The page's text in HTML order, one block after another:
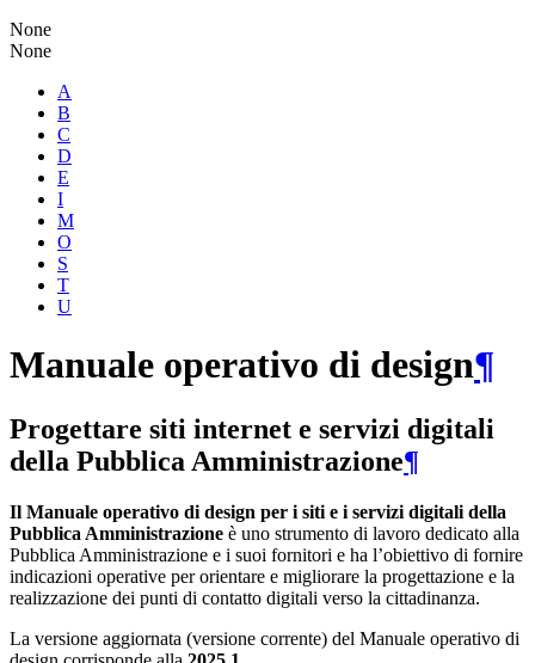
None
None
A
B
C
D
E
I
M
O
S
T
U
Manuale operativo di design¶
Progettare siti internet e servizi digitali
della Pubblica Amministrazione¶
Il Manuale operativo di design per i siti e i servizi digitali della
Pubblica Amministrazione è uno strumento di lavoro dedicato alla
Pubblica Amministrazione e i suoi fornitori e ha l’obiettivo di fornire
indicazioni operative per orientare e migliorare la progettazione e la
realizzazione dei punti di contatto digitali verso la cittadinanza.
La versione aggiornata (versione corrente) del Manuale operativo di